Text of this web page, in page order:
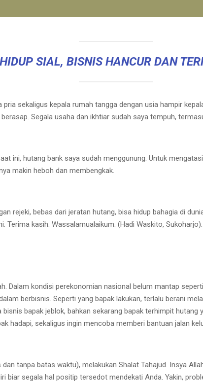
SIAL, BISNIS HANCUR DAN
sekaligus kepala rumah tangga dengan usia hampir
Segala usaha dan ikhtiar sudah saya tempuh,
ini, hutang bank saya sudah menggunung. Untuk
makin heboh dan membengkak.
rejeki, bebas dari jeratan hutang, bisa hidup bahagia di
kasih. Wassalamualaikum. (Hadi Waskito, Sukoharjo).
Dalam kondisi perekonomian nasional belum mantap
berbisnis. Seperti yang bapak lakukan, terlalu berani
bapak jeblok, bahkan sekarang bapak terhimpit
hadapi, sekaligus ingin mencoba memberi bantuan jalan
tanpa batas waktu), melakukan Shalat Tahajud. Insya
biar segala hal positip tersedot mendekati Anda. Yakin,